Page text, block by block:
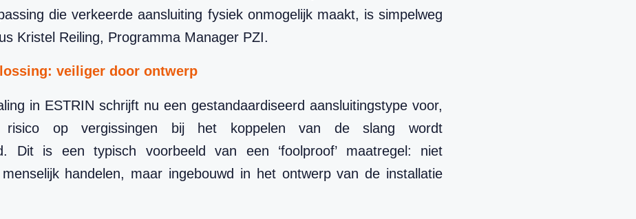
die verkeerde aansluiting fysiek onmogelijk maakt, is simpelweg
Kristel Reiling, Programma Manager PZI.
veiliger door ontwerp
in ESTRIN schrijft nu een gestandaardiseerd aansluitingstype voor,
risico op vergissingen bij het koppelen van de slang wordt
Dit is een typisch voorbeeld van een ‘foolproof’ maatregel: niet
handelen, maar ingebouwd in het ontwerp van de installatie